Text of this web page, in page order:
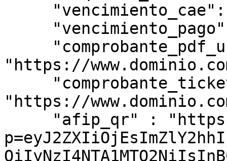
"https://
"https://